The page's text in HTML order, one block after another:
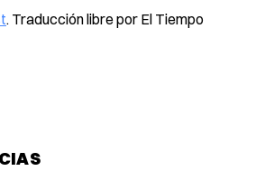
. Traducción libre por El Tiempo